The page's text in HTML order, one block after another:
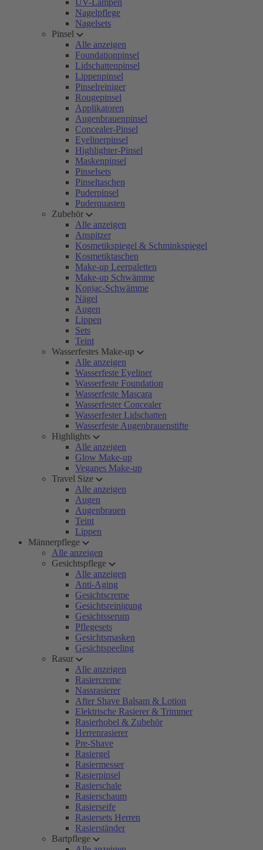
UV-Lampen
Nagelpflege
Nagelsets
Pinsel
Alle anzeigen
Foundationpinsel
Lidschattenpinsel
Lippenpinsel
Pinselreiniger
Rougepinsel
Applikatoren
Augenbrauenpinsel
Concealer-Pinsel
Eyelinerpinsel
Highlighter-Pinsel
Maskenpinsel
Pinselsets
Pinseltaschen
Puderpinsel
Puderquasten
Zubehör
Alle anzeigen
Anspitzer
Kosmetikspiegel & Schminkspiegel
Kosmetiktaschen
Make-up Leerpaletten
Make-up Schwämme
Konjac-Schwämme
Nägel
Augen
Lippen
Sets
Teint
Wasserfestes Make-up
Alle anzeigen
Wasserfeste Eyeliner
Wasserfeste Foundation
Wasserfeste Mascara
Wasserfester Concealer
Wasserfester Lidschatten
Wasserfeste Augenbrauenstifte
Highlights
Alle anzeigen
Glow Make-up
Veganes Make-up
Travel Size
Alle anzeigen
Augen
Augenbrauen
Teint
Lippen
Männerpflege
Alle anzeigen
Gesichtspflege
Alle anzeigen
Anti-Aging
Gesichtscreme
Gesichtsreinigung
Gesichtsserum
Pflegesets
Gesichtsmasken
Gesichtspeeling
Rasur
Alle anzeigen
Rasiercreme
Nassrasierer
After Shave Balsam & Lotion
Elektrische Rasierer & Trimmer
Rasierhobel & Zubehör
Herrenrasierer
Pre-Shave
Rasiergel
Rasiermesser
Rasierpinsel
Rasierschale
Rasierschaum
Rasierseife
Rasiersets Herren
Rasierständer
Bartpflege